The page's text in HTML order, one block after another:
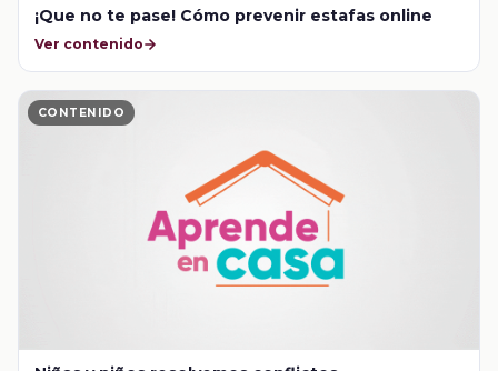
¡Que no te pase! Cómo prevenir estafas online
Ver contenido
CONTENIDO